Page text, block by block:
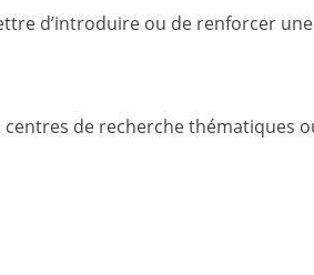
d’introduire ou de renforcer une
de recherche thématiques